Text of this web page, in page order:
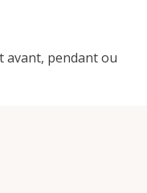
avant, pendant ou